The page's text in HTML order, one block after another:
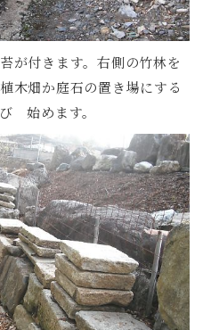
が付きます。右側の竹林を
木畑か庭石の置き場にする
始めます。